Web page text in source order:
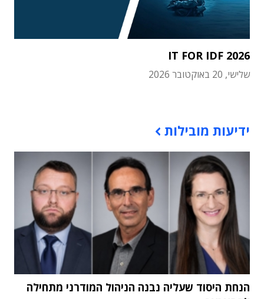
IT FOR IDF 2026
שלישי, 20 באוקטובר 2026
ידיעות מובילות
הנחת היסוד שעליה נבנה הניהול המודרני מתחילה